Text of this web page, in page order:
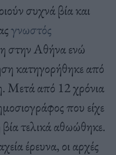
συχνά βία και
γνωστός
στην Αθήνα ενώ
κατηγορήθηκε από
Μετά από 12 χρόνια
που είχε
τελικά αθωώθηκε.
έρευνα, οι αρχές